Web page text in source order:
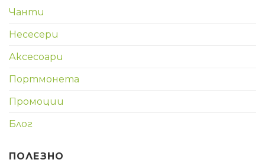
Чанти
Несесери
Аксесоари
Портмонета
Промоции
Блог
ПОЛЕЗНО